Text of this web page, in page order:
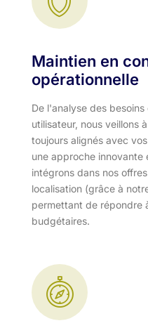
Maintien en
opérationnelle
De l'analyse des
utilisateur, nous veillons
toujours alignés avec
une approche innovante
intégrons dans nos
localisation (grâce à
permettant de répondre
budgétaires.